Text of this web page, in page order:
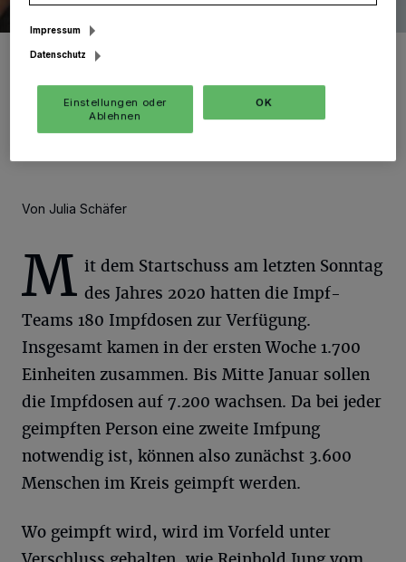
Im Rhein-Kreis haben am 27. Dezember die Impfungen gegen das
Corona-Virus begonnen. Nach und nach wird in Pflegeeinrichtungen
Foto: Getty Images/iStockphoto/Inside Creative House
Von Julia Schäfer
M it dem Startschuss am letzten Sonntag
des Jahres 2020 hatten die Impf-
Teams 180 Impfdosen zur Verfügung.
Insgesamt kamen in der ersten Woche 1.700
Einheiten zusammen. Bis Mitte Januar sollen
die Impfdosen auf 7.200 wachsen. Da bei jeder
geimpften Person eine zweite Imfpung
notwendig ist, können also zunächst 3.600
Menschen im Kreis geimpft werden.
Wo geimpft wird, wird im Vorfeld unter
Impressum
Datenschutz
Einstellungen oder
Ablehnen
OK